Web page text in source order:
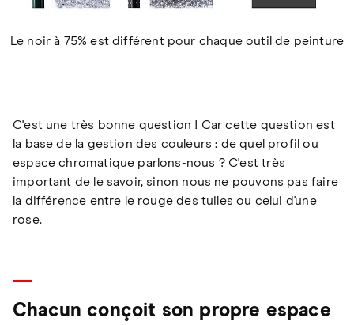
Le noir à 75% est différent pour chaque outil de peinture
C'est une très bonne question ! Car cette question est
la base de la gestion des couleurs : de quel profil ou
espace chromatique parlons-nous ? C'est très
important de le savoir, sinon nous ne pouvons pas faire
la différence entre le rouge des tuiles ou celui d'une
rose.
Chacun conçoit son propre espace